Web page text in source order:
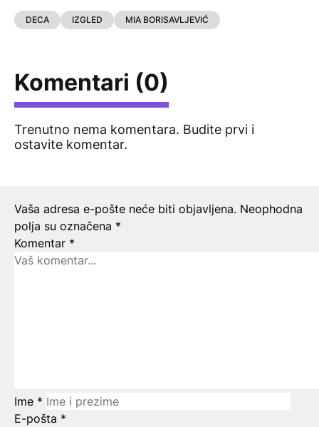
DECA IZGLED MIA BORISAVLJEVIĆ
Komentari (0)
Trenutno nema komentara. Budite prvi i
ostavite komentar.
Ostavite odgovor
Vaša adresa e-pošte neće biti objavljena. Neophodna
polja su označena *
Komentar *
Ime *
E-pošta *